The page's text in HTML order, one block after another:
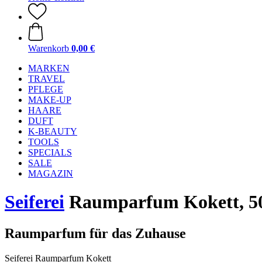
Warenkorb 0,00 €
MARKEN
TRAVEL
PFLEGE
MAKE-UP
HAARE
DUFT
K-BEAUTY
TOOLS
SPECIALS
SALE
MAGAZIN
Seiferei Raumparfum Kokett,
Raumparfum für das Zuhause
Seiferei Raumparfum Kokett